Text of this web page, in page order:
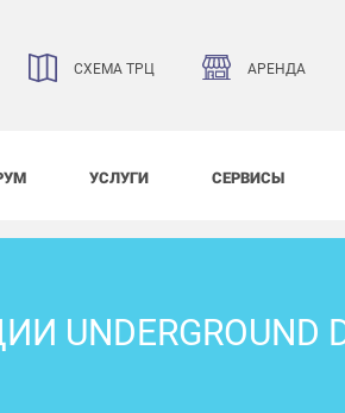
СХЕМА ТРЦ АРЕНДА
УСЛУГИ СЕРВИСЫ